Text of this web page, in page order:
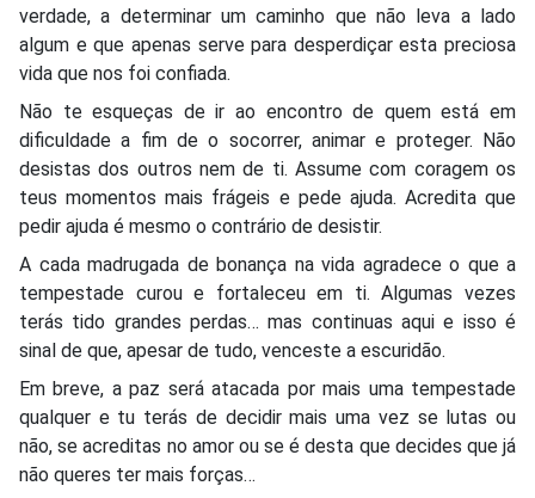
verdade, a determinar um caminho que não leva a lado
algum e que apenas serve para desperdiçar esta preciosa
vida que nos foi confiada.
Não te esqueças de ir ao encontro de quem está em
dificuldade a fim de o socorrer, animar e proteger. Não
desistas dos outros nem de ti. Assume com coragem os
teus momentos mais frágeis e pede ajuda. Acredita que
pedir ajuda é mesmo o contrário de desistir.
A cada madrugada de bonança na vida agradece o que a
tempestade curou e fortaleceu em ti. Algumas vezes
terás tido grandes perdas… mas continuas aqui e isso é
sinal de que, apesar de tudo, venceste a escuridão.
Em breve, a paz será atacada por mais uma tempestade
qualquer e tu terás de decidir mais uma vez se lutas ou
não, se acreditas no amor ou se é desta que decides que já
não queres ter mais forças…